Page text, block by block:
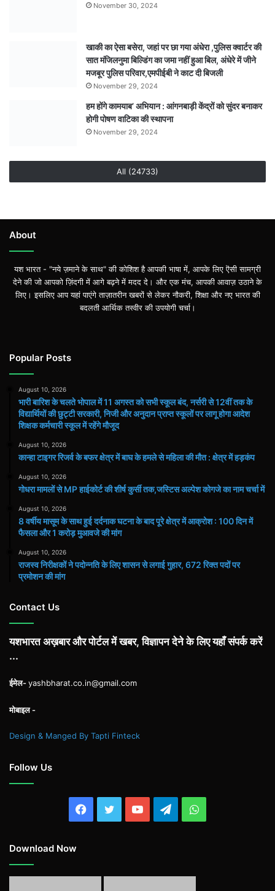
November 30, 2024
खाकी का ऐसा बसेरा, जहां पर छा गया अंधेरा ,पुलिस क्वार्टर की
सात मंजिलनुमा बिल्डिंग का जमा नहीं हुआ बिल, अंधेरे में जीने
मजबूर पुलिस परिवार,एमपीईबी ने काट दी बिजली
November 29, 2024
हम होंगे कामयाब’ अभियान : आंगनबाड़ी केंद्रों को सुंदर बनाकर
होगी पोषण वाटिका की स्थापना
November 29, 2024
All (24733)
About
यश भारत - "नये ज़माने के साथ" की कोशिश है आपकी भाषा में, आपके लिए ऎसी सामग्री
देने की जो आपको ज़िंदगी में आगे बढ़ने में मदद दे। और एक मंच, आपकी आवाज़ उठाने के
लिए। इसलिए आप यहां पाएंगे ताज़ातरीन खबरों से लेकर नौकरी, शिक्षा और नए भारत की
बदलती आर्थिक तस्वीर की उपयोगी चर्चा।
Popular Posts
August 10, 2026
भारी बारिश के चलते भोपाल में 11 अगस्त को सभी स्कूल बंद, नर्सरी से 12वीं तक के
विद्यार्थियों की छुट्टी सरकारी, निजी और अनुदान प्राप्त स्कूलों पर लागू होगा आदेश
शिक्षक कर्मचारी स्कूल में रहेंगे मौजूद
August 10, 2026
कान्हा टाइगर रिजर्व के बफर क्षेत्र में बाघ के हमले से महिला की मौत : क्षेत्र में हड़कंप
August 10, 2026
गोधरा मामलों से MP हाईकोर्ट की शीर्ष कुर्सी तक,जस्टिस अल्पेश कोगजे का नाम चर्चा में
August 10, 2026
8 वर्षीय मासूम के साथ हुई दर्दनाक घटना के बाद पूरे क्षेत्र में आक्रोश : 100 दिन में
फैसला और 1 करोड़ मुआवजे की मांग
August 10, 2026
राजस्व निरीक्षकों ने पदोन्नति के लिए शासन से लगाई गुहार, 672 रिक्त पदों पर
प्रमोशन की मांग
Contact Us
यशभारत अख़बार और पोर्टल में खबर, विज्ञापन देने के लिए यहाँ संपर्क करें
...
ईमेल-yashbharat.co.in@gmail.com
मोबाइल -
Design & Manged By Tapti Finteck
Follow Us
Facebook
TwitterYouTubeTelegramWhatsApp
Download Now